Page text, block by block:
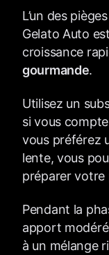
L’un des
Gelato Auto
croissance
gourmande.
Utilisez un
si vous
vous préférez
lente, vous
préparer votre
Pendant la
apport
à un mélange